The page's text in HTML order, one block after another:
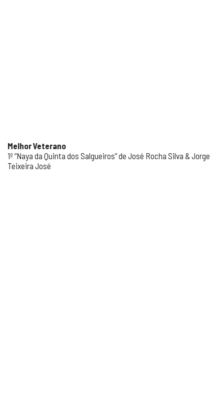
Melhor Veterano
1º “Naya da Quinta dos Salgueiros” de José Rocha Silva & Jorge
Teixeira José